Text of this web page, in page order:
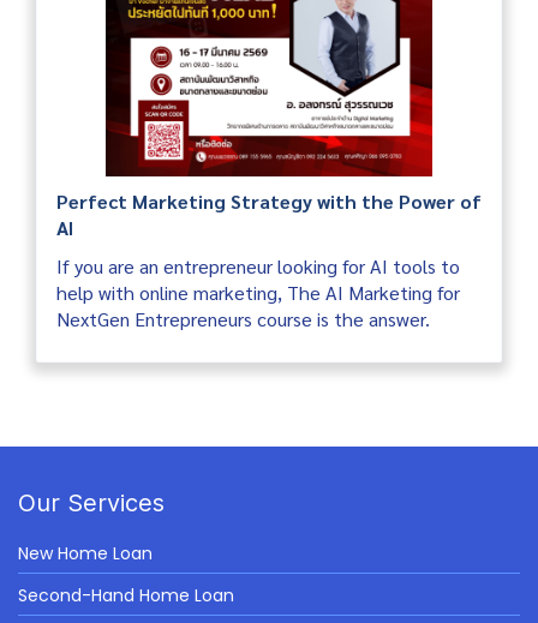
Perfect Marketing Strategy with the Power of
AI
If you are an entrepreneur looking for AI tools to
help with online marketing, The AI ​​Marketing for
NextGen Entrepreneurs course is the answer.
Our Services
New Home Loan
Second-Hand Home Loan